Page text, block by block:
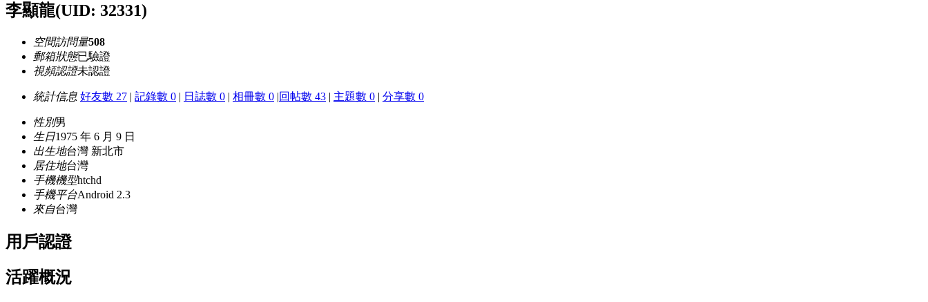
李顯龍(UID: 32331)
空間訪問量508
郵箱狀態已驗證
視頻認證未認證
統計信息 好友數 27 | 記錄數 0 | 日誌數 0 | 相冊數 0 |回帖數 43 | 主題數 0 | 分享數 0
性別男
生日1975 年 6 月 9 日
出生地台灣 新北市
居住地台灣
手機機型htchd
手機平台Android 2.3
來自台灣
用戶認證
活躍概況